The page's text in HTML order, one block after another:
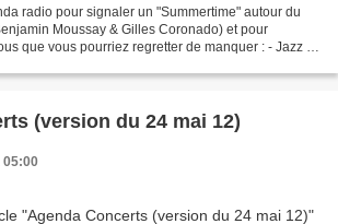
radio pour signaler un "Summertime" autour du
Moussay & Gilles Coronado) et pour
que vous pourriez regretter de manquer : - Jazz à
(version du 24 mai 12)
05:00